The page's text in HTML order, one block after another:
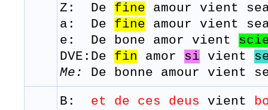
Z: De fine amour vient
a: De fine amour vient
e: De bone amor vient
DVE:De fin amor si vient
Me: De bonne amour vient
B: et de ces deus vient